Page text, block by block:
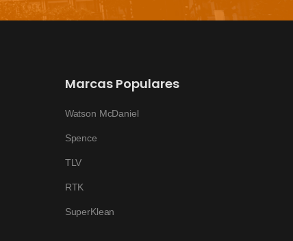
Marcas Populares
Watson McDaniel
Spence
TLV
RTK
SuperKlean